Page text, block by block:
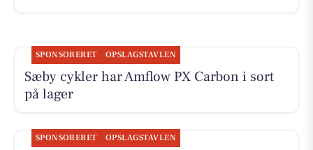
SPONSORERET OPSLAGSTAVLEN
Sæby cykler har Amflow PX Carbon i sort
på lager
SPONSORERET OPSLAGSTAVLEN